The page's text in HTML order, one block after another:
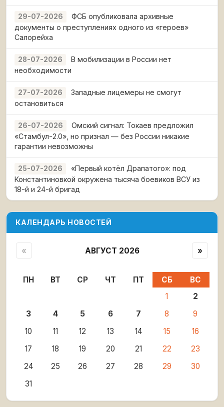
29-07-2026
ФСБ опубликовала архивные
документы о преступлениях одного из «героев»
Салорейха
28-07-2026
В мобилизации в России нет
необходимости
27-07-2026
Западные лицемеры не смогут
остановиться
26-07-2026
Омский сигнал: Токаев предложил
«Стамбул-2.0», но признал — без России никакие
гарантии невозможны
25-07-2026
«Первый котёл Драпатого»: под
Константиновкой окружена тысяча боевиков ВСУ из
18-й и 24-й бригад
КАЛЕНДАРЬ НОВОСТЕЙ
« АВГУСТ 2026 »
ПН ВТ СР ЧТ ПТ СБ
ВС
1
2
3
4 5 6 7 8
9
10
11 12 13 14 15
16
17
18 19 20 21 22
23
24
25 26 27 28 29
30
31